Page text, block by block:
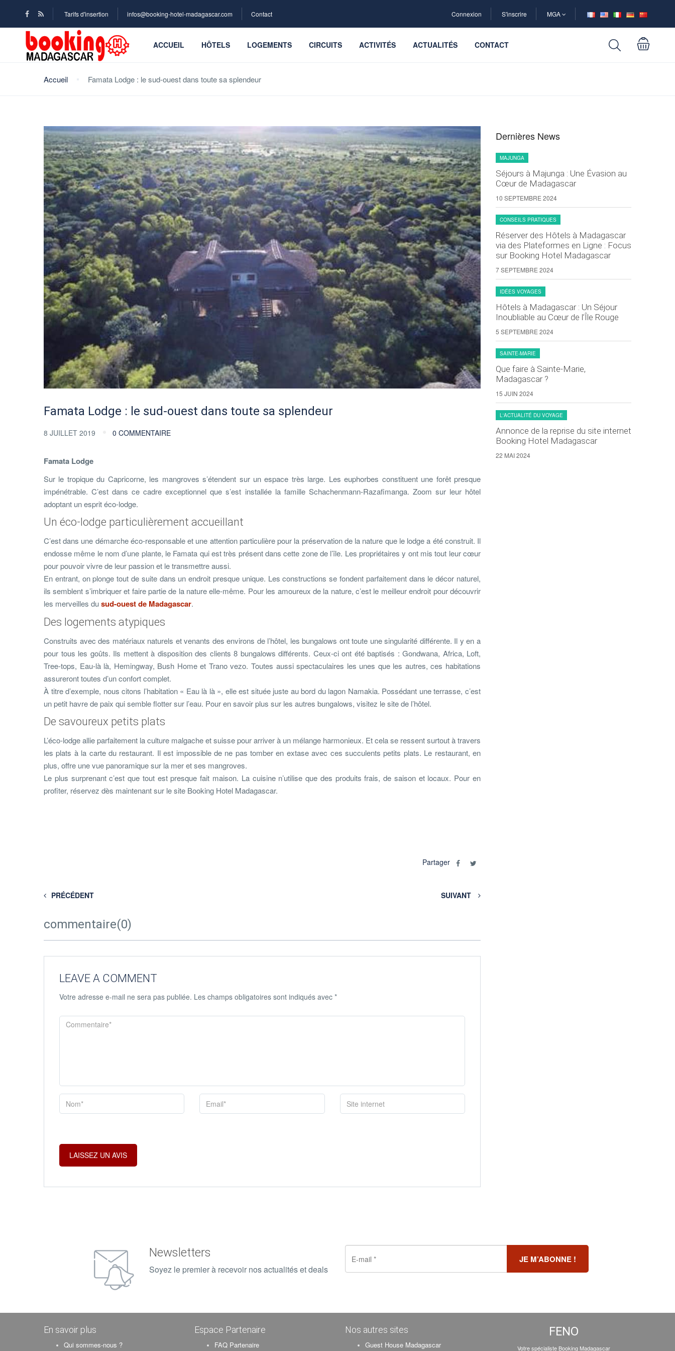
Tarifs d'insertion infos@booking-hotel-madagascar.com Contact Connexion S'inscrire MGA
ACCUEIL HÔTELS LOGEMENTS CIRCUITS ACTIVITÉS ACTUALITÉS CONTACT
Accueil Famata Lodge : le sud-ouest dans toute sa splendeur
Famata Lodge : le sud-ouest dans toute sa splendeur
8 JUILLET 2019 0 COMMENTAIRE
Famata Lodge
Sur le tropique du Capricorne, les mangroves s’étendent sur un espace très large. Les euphorbes constituent une forêt presque
impénétrable. C’est dans ce cadre exceptionnel que s’est installée la famille Schachenmann-Razafimanga. Zoom sur leur hôtel
adoptant un esprit éco-lodge.
Un éco-lodge particulièrement accueillant
C’est dans une démarche éco-responsable et une attention particulière pour la préservation de la nature que le lodge a été construit. Il
endosse même le nom d’une plante, le Famata qui est très présent dans cette zone de l’île. Les propriétaires y ont mis tout leur cœur
pour pouvoir vivre de leur passion et le transmettre aussi.
En entrant, on plonge tout de suite dans un endroit presque unique. Les constructions se fondent parfaitement dans le décor naturel,
ils semblent s’imbriquer et faire partie de la nature elle-même. Pour les amoureux de la nature, c’est le meilleur endroit pour découvrir
les merveilles dusud-ouest de Madagascar.
Des logements atypiques
Construits avec des matériaux naturels et venants des environs de l’hôtel, les bungalows ont toute une singularité différente. Il y en a
pour tous les goûts. Ils mettent à disposition des clients 8 bungalows différents. Ceux-ci ont été baptisés : Gondwana, Africa, Loft,
Tree-tops, Eau-là là, Hemingway, Bush Home et Trano vezo. Toutes aussi spectaculaires les unes que les autres, ces habitations
assureront toutes d’un confort complet.
À titre d’exemple, nous citons l’habitation « Eau là là », elle est située juste au bord du lagon Namakia. Possédant une terrasse, c’est
un petit havre de paix qui semble flotter sur l’eau. Pour en savoir plus sur les autres bungalows, visitez le site de l’hôtel.
De savoureux petits plats
L’éco-lodge allie parfaitement la culture malgache et suisse pour arriver à un mélange harmonieux. Et cela se ressent surtout à travers
les plats à la carte du restaurant. Il est impossible de ne pas tomber en extase avec ces succulents petits plats. Le restaurant, en
plus, offre une vue panoramique sur la mer et ses mangroves.
Le plus surprenant c’est que tout est presque fait maison. La cuisine n’utilise que des produits frais, de saison et locaux. Pour en
profiter, réservez dès maintenant sur le site Booking Hotel Madagascar.
Partager
PRÉCÉDENT SUIVANT
commentaire(0)
LEAVE A COMMENT
Votre adresse e-mail ne sera pas publiée. Les champs obligatoires sont indiqués avec *
Dernières News
MAJUNGA
Séjours à Majunga : Une Évasion au
Cœur de Madagascar
10 SEPTEMBRE 2024
CONSEILS PRATIQUES
Réserver des Hôtels à Madagascar
via des Plateformes en Ligne : Focus
sur Booking Hotel Madagascar
7 SEPTEMBRE 2024
IDÉES VOYAGES
Hôtels à Madagascar : Un Séjour
Inoubliable au Cœur de l’Île Rouge
5 SEPTEMBRE 2024
SAINTE-MARIE
Que faire à Sainte-Marie,
Madagascar ?
15 JUIN 2024
L'ACTUALITÉ DU VOYAGE
Annonce de la reprise du site internet
Booking Hotel Madagascar
22 MAI 2024
Newsletters
Soyez le premier à recevoir nos actualités et deals
En savoir plus
Qui sommes-nous ?
Espace Partenaire
FAQ Partenaire
Nos autres sites
Guest House Madagascar
FENO
Votre spécialiste Booking Madagascar